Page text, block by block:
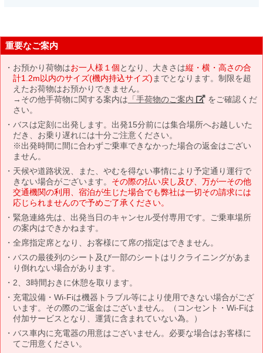
重要なご案内
お預かり荷物はお一人様１個となり、大きさは縦・横・高さの合
計1.2m以内のサイズ(機内持込サイズ) までとなります。制限を超
えたお荷物はお預かりできません。
→その他手荷物に関する案内は 「手荷物のご案内」 をご確認くだ
さい。
バスは定刻に出発します。出発15分前には集合場所へお越しいた
だき、お乗り遅れには十分ご注意ください。
※出発時間に間に合わずご乗車できなかった場合の返金はござい
ません。
天候や道路状況、また、やむを得ない事情により予定通り運行で
きない場合がございます。 その際の払い戻し及び、万が一その他
交通機関の利用、宿泊が生じた場合でも弊社は一切その請求には
応じられませんので予めご了承ください。
緊急連絡先は、出発当日のキャンセル受付専用です。ご乗車場所
の案内はできかねます。
全席指定席となり、お客様にて席の指定はできません。
バスの最後列のシート及び一部のシートはリクライニングがあま
り倒れない場合があります。
2、3時間おきに休憩を取ります。
充電設備・Wi-Fiは機器トラブル等により使用できない場合がござ
います。その際のご返金はございません。（コンセント・Wi-Fiは
付加サービスとなり、運賃に含まれていない為。）
バス車内に充電器の用意はございません。必要な場合はお客様に
てご用意ください。